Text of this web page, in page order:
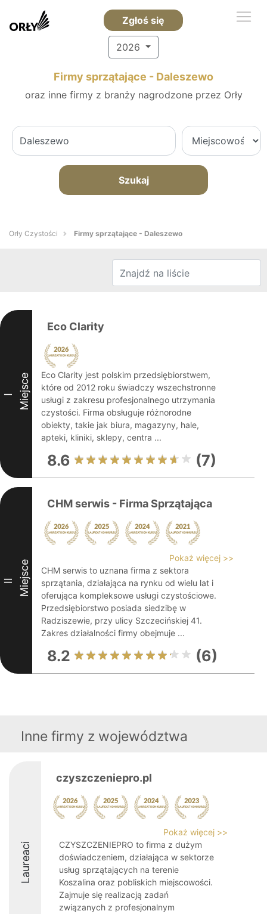
Zgłoś się
2026
Firmy sprzątające - Daleszewo
oraz inne firmy z branży nagrodzone przez Orły
Szukaj
Orły Czystości Firmy sprzątające - Daleszewo
I Miejsce
Eco Clarity
Eco Clarity jest polskim przedsiębiorstwem,
które od 2012 roku świadczy wszechstronne
usługi z zakresu profesjonalnego utrzymania
czystości. Firma obsługuje różnorodne
obiekty, takie jak biura, magazyny, hale,
apteki, kliniki, sklepy, centra ...
8.6 (7)
II Miejsce
CHM serwis - Firma Sprzątająca
Pokaż więcej >>
CHM serwis to uznana firma z sektora
sprzątania, działająca na rynku od wielu lat i
oferująca kompleksowe usługi czystościowe.
Przedsiębiorstwo posiada siedzibę w
Radziszewie, przy ulicy Szczecińskiej 41.
Zakres działalności firmy obejmuje ...
8.2 (6)
Inne firmy z województwa
Laureaci
czyszczeniepro.pl
Pokaż więcej >>
CZYSZCZENIEPRO to firma z dużym
doświadczeniem, działająca w sektorze
usług sprzątających na terenie
Koszalina oraz pobliskich miejscowości.
Zajmuje się realizacją zadań
związanych z profesjonalnym